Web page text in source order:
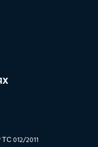
012/2011